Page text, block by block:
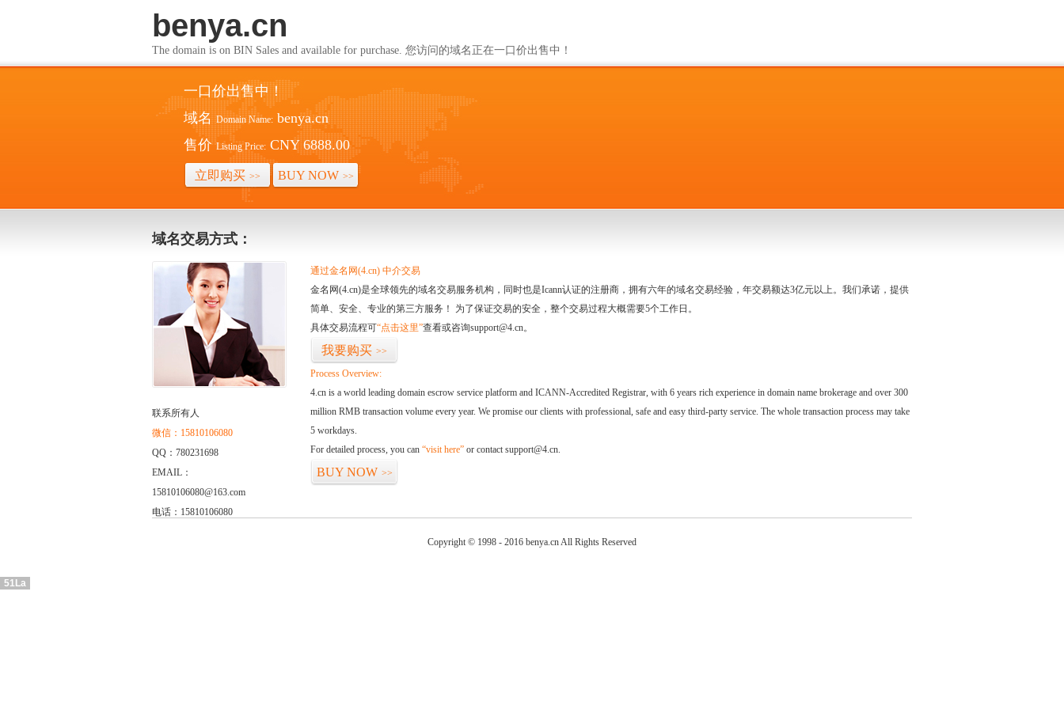
benya.cn
The domain is on BIN Sales and available for purchase. 您访问的域名正在一口价出售中！
一口价出售中！
域名 Domain Name: benya.cn
售价 Listing Price: CNY 6888.00
立即购买 >> BUY NOW >>
域名交易方式：
联系所有人
微信：15810106080
QQ：780231698
EMAIL：
15810106080@163.com
电话：15810106080
通过金名网(4.cn) 中介交易
金名网(4.cn)是全球领先的域名交易服务机构，同时也是Icann认证的注册商，拥有六年的域名交易经验，年交易额达3亿元以上。我们承诺，提供
简单、安全、专业的第三方服务！ 为了保证交易的安全，整个交易过程大概需要5个工作日。
具体交易流程可“点击这里”查看或咨询support@4.cn。
我要购买 >>
Process Overview:
4.cn is a world leading domain escrow service platform and ICANN-Accredited Registrar, with 6 years rich experience in domain name brokerage and over 300
million RMB transaction volume every year. We promise our clients with professional, safe and easy third-party service. The whole transaction process may take
5 workdays.
For detailed process, you can “visit here” or contact support@4.cn.
BUY NOW >>
Copyright © 1998 - 2016 benya.cn All Rights Reserved
51La